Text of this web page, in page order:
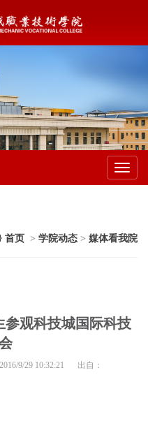
首页 > 学院动态 > 媒体看我院
参观科技城国际科技
9/29 10:32:21 出自：